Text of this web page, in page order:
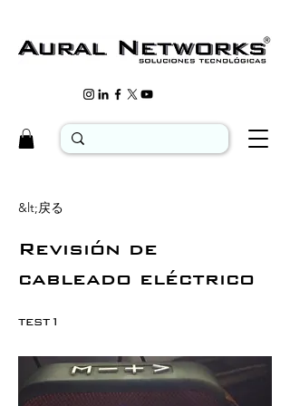
&lt;戻る
Revisión de
cableado eléctrico
test1